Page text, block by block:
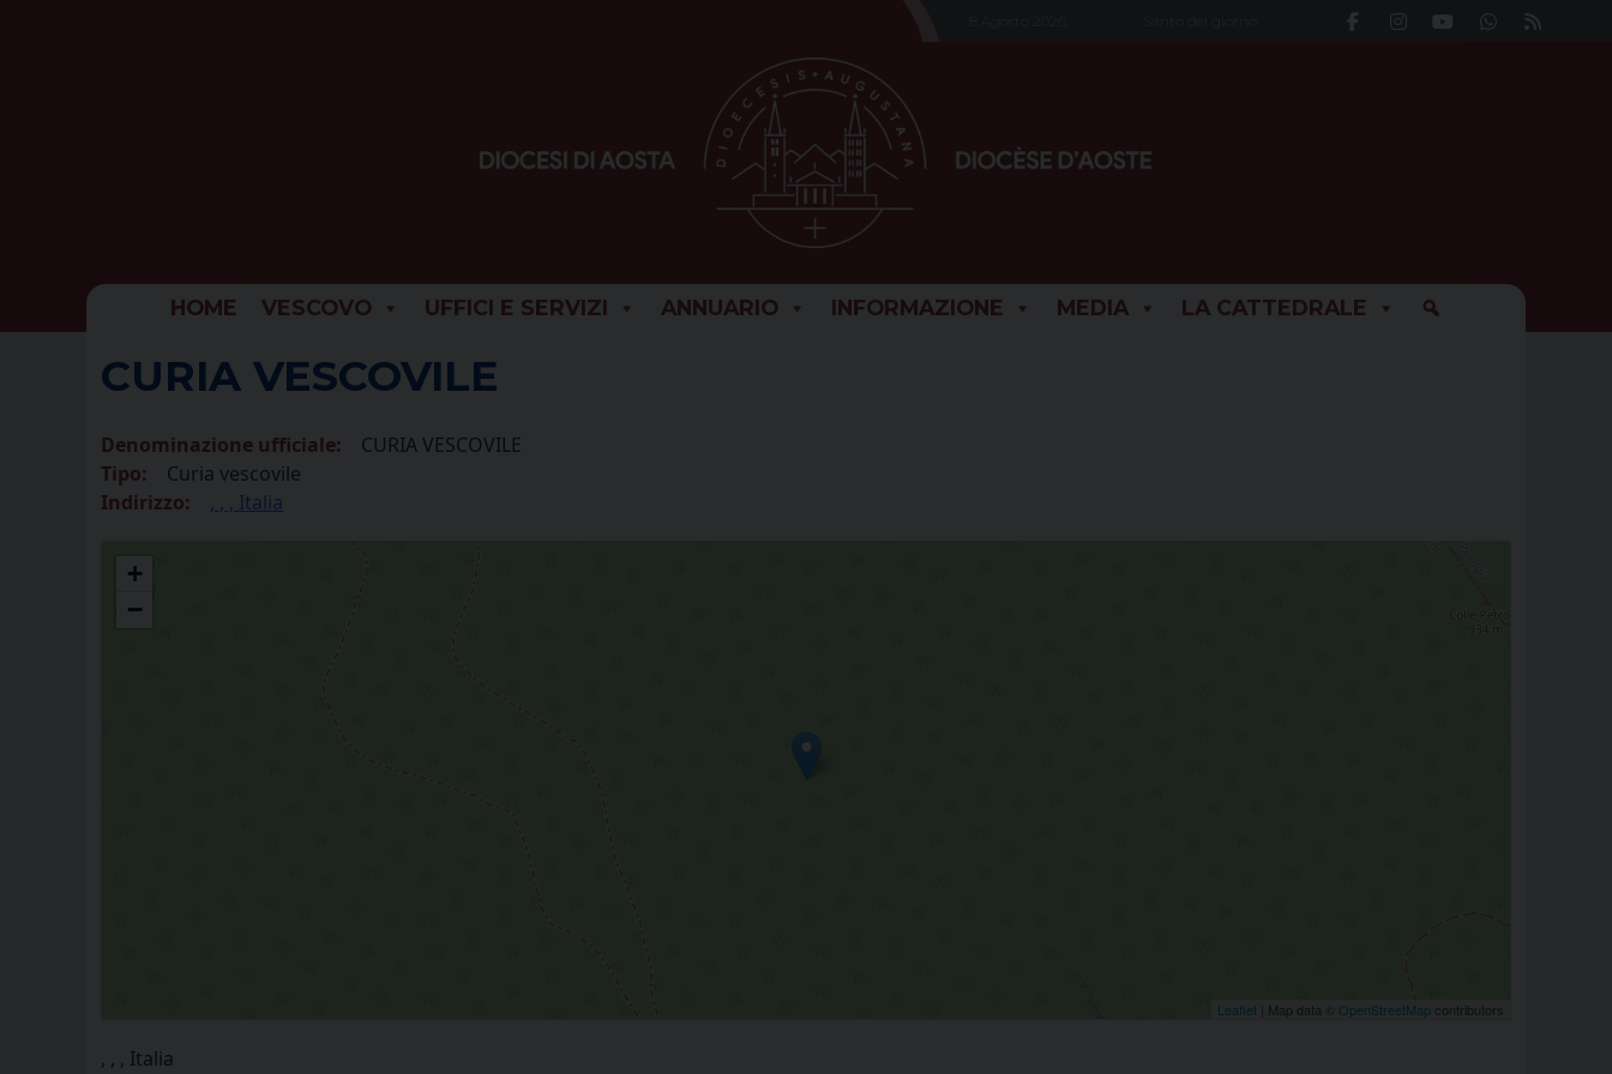
HOME VESCOVO UFFICI E SERVIZI ANNUARIO INFORMAZIONE MEDIA LA CATTEDRALE
CURIA VESCOVILE
Denominazione ufficiale:
CURIA VESCOVILE
Tipo:
Curia vescovile
Indirizzo:
, , , Italia
+
−
Leaflet | Map data © OpenStreetMap contributors
, , , Italia